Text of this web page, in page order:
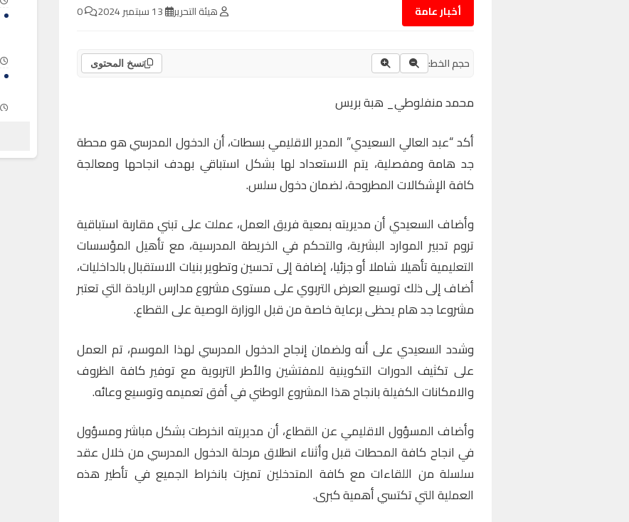
أخبار عامة هيئة التحرير
حجم الخط: نسخ المحتوى
محمد منفلوطي_ هبة بريس
أكد “عبد العالي السعيدي” المدير الاقليمي بسطات، أن الدخول المدرسي هو محطة
جد هامة ومفصلية، يتم الاستعداد لها بشكل استباقي بهدف انجاحها ومعالجة
كافة الإشكالات المطروحة، لضمان دخول سلس.
وأضاف السعيدي أن مديريته بمعية فريق العمل، عملت على تبني مقاربة استباقية
تروم تدبير الموارد البشرية، والتحكم في الخريطة المدرسية، مع تأهيل المؤسسات
التعليمية تأهيلا شاملا أو جزئيا، إضافة إلى تحسين وتطوير بنيات الاستقبال بالداخليات،
أضاف إلى ذلك توسيع العرض التربوي على مستوى مشروع مدارس الريادة التي تعتبر
مشروعا جد هام يحظى برعاية خاصة من قبل الوزارة الوصية على القطاع.
وشدد السعيدي على أنه ولضمان إنجاح الدخول المدرسي لهذا الموسم، تم العمل
على تكثيف الدورات التكوينية للمفتشين والأطر التربوية مع توفير كافة الظروف
والامكانات الكفيلة بانجاح هذا المشروع الوطني في أفق تعميمه وتوسيع وعائه.
وأضاف المسؤول الاقليمي عن القطاع، أن مديريته انخرطت بشكل مباشر ومسؤول
في انجاح كافة المحطات قبل وأثناء انطلاق مرحلة الدخول المدرسي من خلال عقد
سلسلة من اللقاءات مع كافة المتدخلين تميزت بانخراط الجميع في تأطير هذه
العملية التي تكتسي أهمية كبرى.